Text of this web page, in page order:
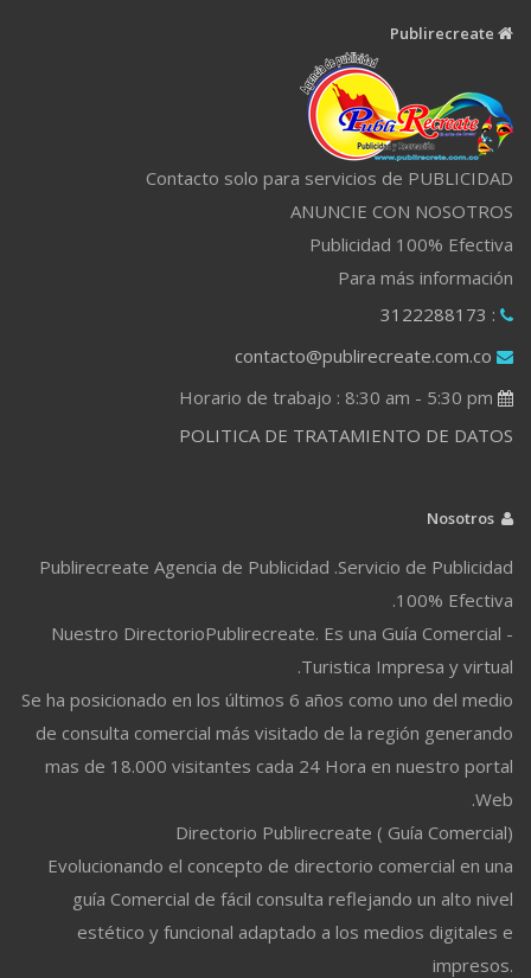
Contacto solo para servicios de PUBLICIDAD
ANUNCIE CON NOSOTROS
Publicidad 100% Efectiva
Para más información
: 3122288173
contacto@publirecreate.com.co
POLITICA DE TRATAMIENTO DE DATOS
Publirecreate Agencia de Publicidad .Servicio de Publicidad
100% Efectiva.
Nuestro DirectorioPublirecreate. Es una Guía Comercial -
Turistica Impresa y virtual.
Se ha posicionado en los últimos 6 años como uno del medio
de consulta comercial más visitado de la región generando
mas de 18.000 visitantes cada 24 Hora en nuestro portal
Web.
Directorio Publirecreate ( Guía Comercial)
Evolucionando el concepto de directorio comercial en una
guía Comercial de fácil consulta reflejando un alto nivel
estético y funcional adaptado a los medios digitales e
impresos.